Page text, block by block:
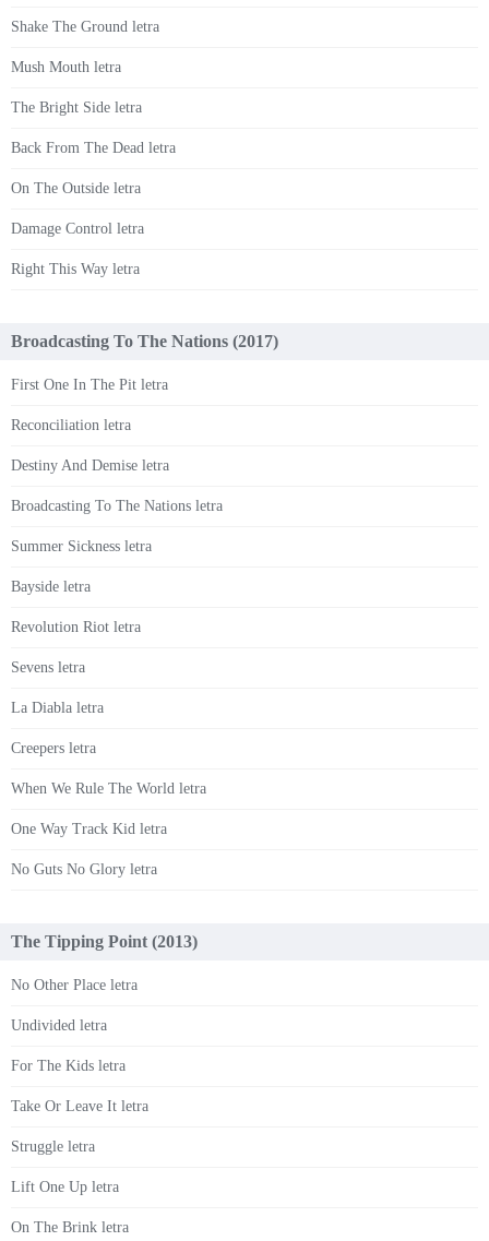
Shake The Ground letra
Mush Mouth letra
The Bright Side letra
Back From The Dead letra
On The Outside letra
Damage Control letra
Right This Way letra
Broadcasting To The Nations (2017)
First One In The Pit letra
Reconciliation letra
Destiny And Demise letra
Broadcasting To The Nations letra
Summer Sickness letra
Bayside letra
Revolution Riot letra
Sevens letra
La Diabla letra
Creepers letra
When We Rule The World letra
One Way Track Kid letra
No Guts No Glory letra
The Tipping Point (2013)
No Other Place letra
Undivided letra
For The Kids letra
Take Or Leave It letra
Struggle letra
Lift One Up letra
On The Brink letra